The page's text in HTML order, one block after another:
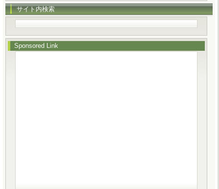
サイト内検索
Sponsored Link